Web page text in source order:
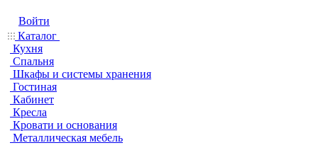
Войти
Каталог
Кухня
Спальня
Шкафы и системы хранения
Гостиная
Кабинет
Кресла
Кровати и основания
Металлическая мебель